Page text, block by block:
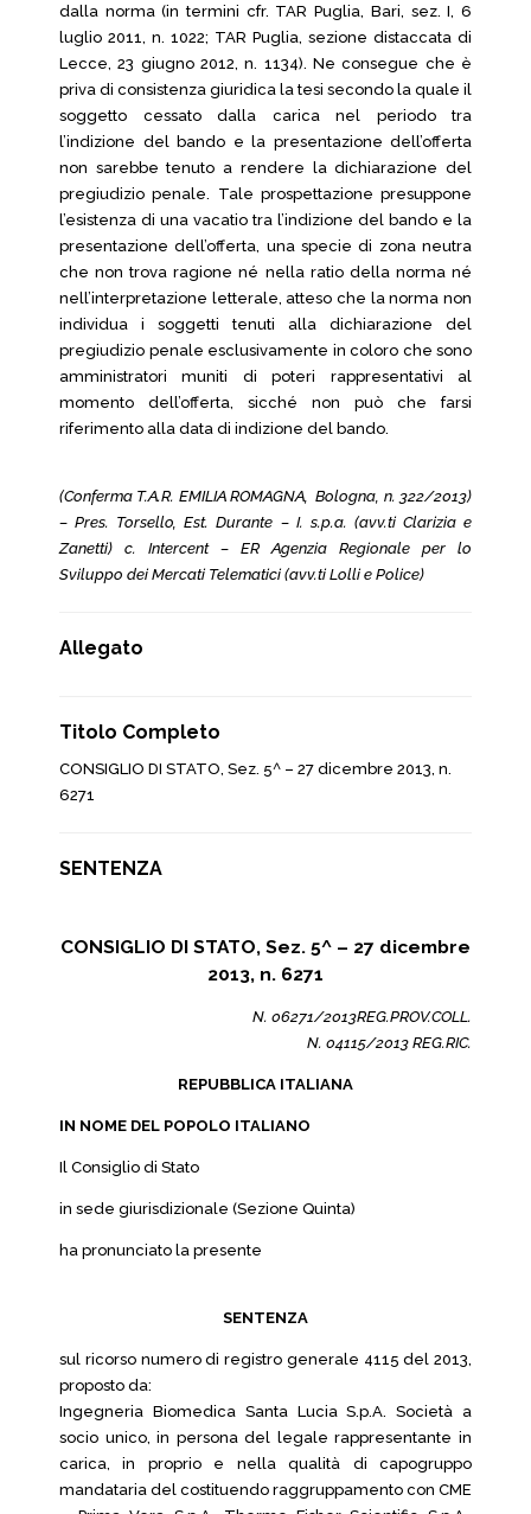
dalla norma (in termini cfr. TAR Puglia, Bari, sez. I, 6
luglio 2011, n. 1022; TAR Puglia, sezione distaccata di
Lecce, 23 giugno 2012, n. 1134). Ne consegue che è
priva di consistenza giuridica la tesi secondo la quale il
soggetto cessato dalla carica nel periodo tra
l’indizione del bando e la presentazione dell’offerta
non sarebbe tenuto a rendere la dichiarazione del
pregiudizio penale. Tale prospettazione presuppone
l’esistenza di una vacatio tra l’indizione del bando e la
presentazione dell’offerta, una specie di zona neutra
che non trova ragione né nella ratio della norma né
nell’interpretazione letterale, atteso che la norma non
individua i soggetti tenuti alla dichiarazione del
pregiudizio penale esclusivamente in coloro che sono
amministratori muniti di poteri rappresentativi al
momento dell’offerta, sicché non può che farsi
riferimento alla data di indizione del bando.
(Conferma T.A.R. EMILIA ROMAGNA, Bologna, n. 322/2013)
– Pres. Torsello, Est. Durante – I. s.p.a. (avv.ti Clarizia e
Zanetti) c. Intercent – ER Agenzia Regionale per lo
Sviluppo dei Mercati Telematici (avv.ti Lolli e Police)
Allegato
Titolo Completo
CONSIGLIO DI STATO, Sez. 5^ – 27 dicembre 2013, n.
6271
SENTENZA
CONSIGLIO DI STATO, Sez. 5^ – 27 dicembre
2013, n. 6271
N. 06271/2013REG.PROV.COLL.
N. 04115/2013 REG.RIC.
REPUBBLICA ITALIANA
IN NOME DEL POPOLO ITALIANO
Il Consiglio di Stato
in sede giurisdizionale (Sezione Quinta)
ha pronunciato la presente
SENTENZA
sul ricorso numero di registro generale 4115 del 2013,
proposto da:
Ingegneria Biomedica Santa Lucia S.p.A. Società a
socio unico, in persona del legale rappresentante in
carica, in proprio e nella qualità di capogruppo
mandataria del costituendo raggruppamento con CME